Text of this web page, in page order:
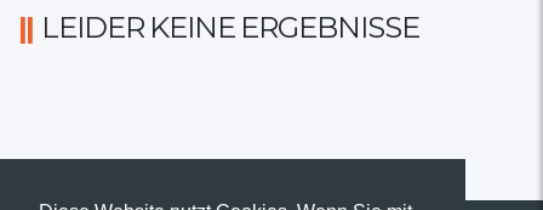
LEIDER KEINE ERGEBNISSE